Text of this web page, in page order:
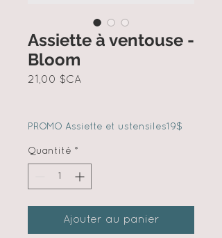
Assiette à ventouse -
Bloom
21,00 $CA
PROMO Assiette et ustensiles19$
Quantité *
Ajouter au panier